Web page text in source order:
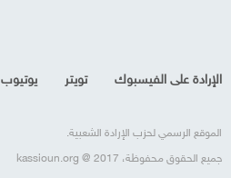
الإرادة على الفيسبوك تويتر يوتيوب
الموقع الرسمي لحزب الإرادة الشعبية.
جميع الحقوق محفوظة، kassioun.org @ 2017